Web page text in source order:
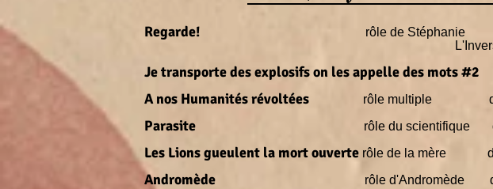
Regarde! rôle de Stéphanie
L'Inverso
Je transporte des explosifs on les appelle des mots #2
A nos Humanités révoltées rôle multiple de
Parasite rôle du scientifique
Les Lions gueulent la mort ouverte rôle de la mère
Andromède rôle d'Andromède